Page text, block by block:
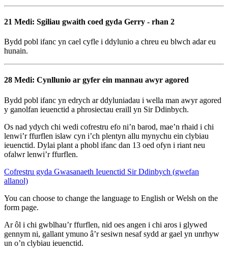
21 Medi: Sgiliau gwaith coed gyda Gerry - rhan 2
Bydd pobl ifanc yn cael cyfle i ddylunio a chreu eu blwch adar eu
hunain.
28 Medi: Cynllunio ar gyfer ein mannau awyr agored
Bydd pobl ifanc yn edrych ar ddyluniadau i wella man awyr agored
y ganolfan ieuenctid a phrosiectau eraill yn Sir Ddinbych.
Os nad ydych chi wedi cofrestru efo ni’n barod, mae’n rhaid i chi
lenwi’r ffurflen islaw cyn i’ch plentyn allu mynychu ein clybiau
ieuenctid. Dylai plant a phobl ifanc dan 13 oed ofyn i riant neu
ofalwr lenwi’r ffurflen.
Cofrestru gyda Gwasanaeth Ieuenctid Sir Ddinbych (gwefan
allanol)
You can choose to change the language to English or Welsh on the
form page.
Ar ôl i chi gwblhau’r ffurflen, nid oes angen i chi aros i glywed
gennym ni, gallant ymuno â’r sesiwn nesaf sydd ar gael yn unrhyw
un o’n clybiau ieuenctid.